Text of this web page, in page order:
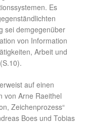
Es
sei demgegenüber
von Information
Arbeit und
auf einen
von Arne Raeithel
Zeichenprozess“
Boes und Tobias